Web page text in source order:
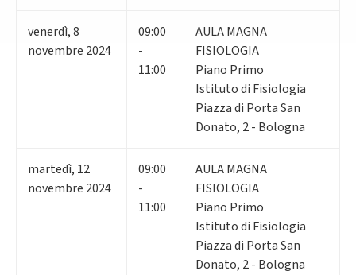
venerdì,8
novembre 2024
09:00
-
11:00
AULA MAGNA
FISIOLOGIA
Piano Primo
Istituto di Fisiologia
Piazza di Porta San
Donato, 2 - Bologna
martedì, 12
novembre 2024
09:00
-
11:00
AULA MAGNA
FISIOLOGIA
Piano Primo
Istituto di Fisiologia
Piazza di Porta San
Donato, 2 - Bologna